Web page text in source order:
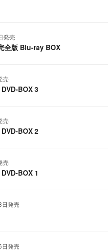
発売
全版 Blu-ray BOX
売
BOX 3
売
BOX 2
売
BOX 1
発売
発売